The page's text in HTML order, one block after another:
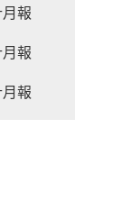
報
報
報